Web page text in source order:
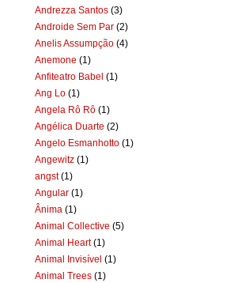
Andrezza Santos (3)
Androide Sem Par (2)
Anelis Assumpção (4)
Anemone (1)
Anfiteatro Babel (1)
Ang Lo (1)
Angela Rô Rô (1)
Angélica Duarte (2)
Angelo Esmanhotto (1)
Angewitz (1)
angst (1)
Angular (1)
Ânima (1)
Animal Collective (5)
Animal Heart (1)
Animal Invisível (1)
Animal Trees (1)